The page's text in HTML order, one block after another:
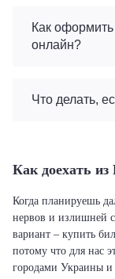
Как оформить
онлайн?
Что делать,
Как доехать
Когда планируешь
нервов и излишней
вариант – купить
потому что для нас
городами Украины и